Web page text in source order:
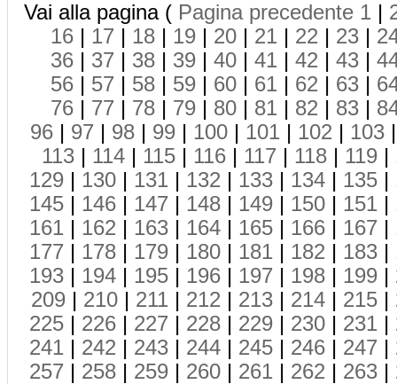
Vai alla pagina ( Pagina precedente 1 |
16 | 17 | 18 | 19 | 20 | 21 | 22 | 23 |
36 | 37 | 38 | 39 | 40 | 41 | 42 | 43 |
56 | 57 | 58 | 59 | 60 | 61 | 62 | 63 |
76 | 77 | 78 | 79 | 80 | 81 | 82 | 83 |
96 | 97 | 98 | 99 | 100 | 101 | 102 | 103
113 | 114 | 115 | 116 | 117 | 118 | 119 |
129 | 130 | 131 | 132 | 133 | 134 | 135 |
145 | 146 | 147 | 148 | 149 | 150 | 151 |
161 | 162 | 163 | 164 | 165 | 166 | 167 |
177 | 178 | 179 | 180 | 181 | 182 | 183 |
193 | 194 | 195 | 196 | 197 | 198 | 199 |
209 | 210 | 211 | 212 | 213 | 214 | 215 |
225 | 226 | 227 | 228 | 229 | 230 | 231 |
241 | 242 | 243 | 244 | 245 | 246 | 247 |
257 | 258 | 259 | 260 | 261 | 262 | 263 |